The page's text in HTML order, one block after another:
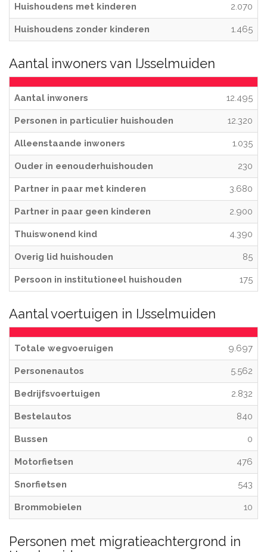
Huishoudens met kinderen 2.070
Huishoudens zonder kinderen 1.465
Aantal inwoners van IJsselmuiden
Aantal inwoners 12.495
Personen in particulier huishouden 12.320
Alleenstaande inwoners 1.035
Ouder in eenouderhuishouden 230
Partner in paar met kinderen 3.680
Partner in paar geen kinderen 2.900
Thuiswonend kind 4.390
Overig lid huishouden 85
Persoon in institutioneel huishouden 175
Aantal voertuigen in IJsselmuiden
Totale wegvoeruigen 9.697
Personenautos 5.562
Bedrijfsvoertuigen 2.832
Bestelautos 840
Bussen 0
Motorfietsen 476
Snorfietsen 543
Brommobielen 10
Personen met migratieachtergrond in